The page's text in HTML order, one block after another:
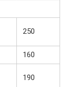
250
160
190